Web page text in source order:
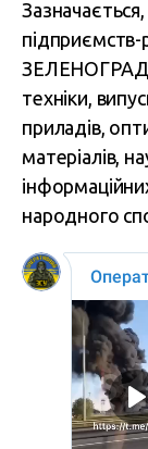
техніки,
приладів,
матеріалів,
народного